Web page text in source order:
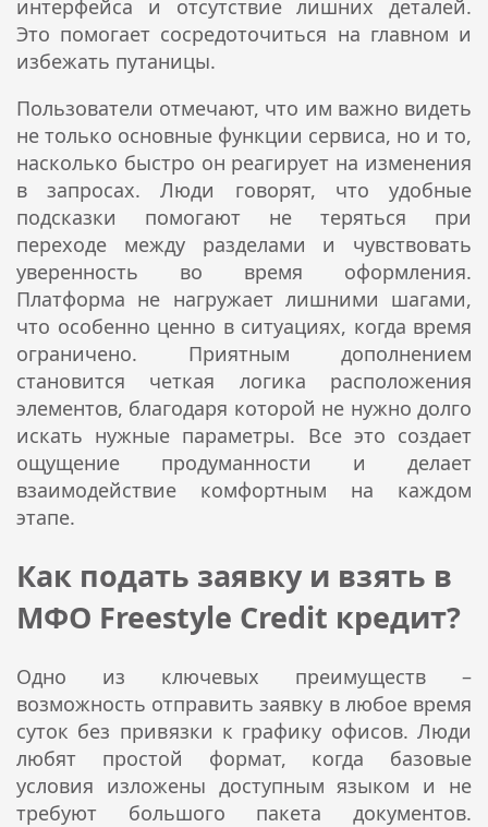
интерфейса и отсутствие лишних деталей.
Это помогает сосредоточиться на главном и
избежать путаницы.
Пользователи отмечают, что им важно видеть
не только основные функции сервиса, но и то,
насколько быстро он реагирует на изменения
в запросах. Люди говорят, что удобные
подсказки помогают не теряться при
переходе между разделами и чувствовать
уверенность во время оформления.
Платформа не нагружает лишними шагами,
что особенно ценно в ситуациях, когда время
ограничено. Приятным дополнением
становится четкая логика расположения
элементов, благодаря которой не нужно долго
искать нужные параметры. Все это создает
ощущение продуманности и делает
взаимодействие комфортным на каждом
этапе.
Как подать заявку и взять в
МФО Freestyle Credit кредит?
Одно из ключевых преимуществ –
возможность отправить заявку в любое время
суток без привязки к графику офисов. Люди
любят простой формат, когда базовые
условия изложены доступным языком и не
требуют большого пакета документов.